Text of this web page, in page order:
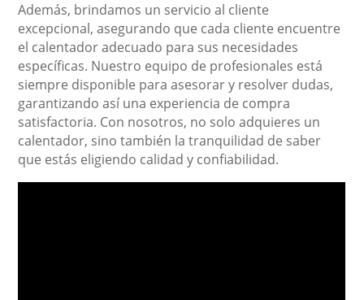
Además, brindamos un servicio al cliente
excepcional, asegurando que cada cliente encuentre
el calentador adecuado para sus necesidades
específicas. Nuestro equipo de profesionales está
siempre disponible para asesorar y resolver dudas,
garantizando así una experiencia de compra
satisfactoria. Con nosotros, no solo adquieres un
calentador, sino también la tranquilidad de saber
que estás eligiendo calidad y confiabilidad.